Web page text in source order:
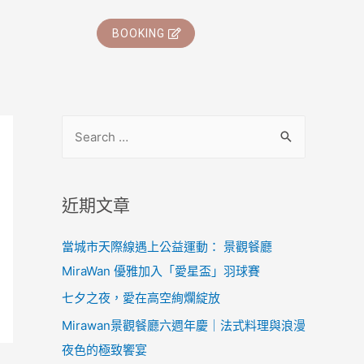
BOOKING
近期文章
當城市天際線遇上公益運動： 景觀餐廳
MiraWan 優雅加入「愛星盃」羽球賽
七夕之夜，愛在高空絢爛綻放
Mirawan景觀餐廳六週年慶｜法式料理與浪漫
夜色的極致饗宴